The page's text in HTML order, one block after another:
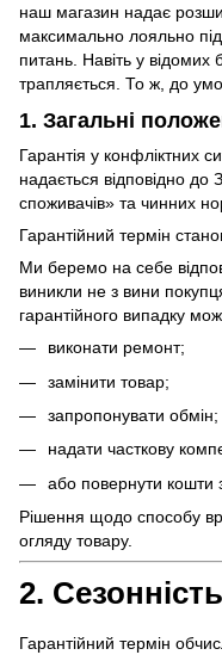
наш магазин надає
максимально лояльно
питань. Навіть у відомих
трапляється. То ж, до
1. Загальні
Гарантія у конфліктних
надається відповідно до
споживачів» та чинних
Гарантійний термін
Ми беремо на себе
виникли не з вини
гарантійного випадку
виконати ремонт;
замінити товар;
запропонувати обмін;
надати часткову
або повернути кошти
Рішення щодо способу
огляду товару.
2.
Гарантійний термін